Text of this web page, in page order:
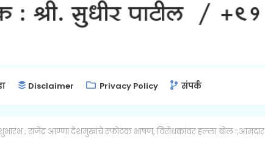
Disclaimer Privacy Policy संपर्क
शुभारंभ ; राजेंद्र आण्णा देशमुखांचे स्फोटक भाषण, विरोधकांवर हल्ला बोल ’;आमदार